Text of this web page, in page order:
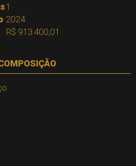
1
2024
R$ 913.400,01